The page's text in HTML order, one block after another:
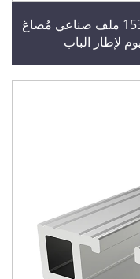
1530/1540/1560/1570/15100/15180 ملف صناعي مُصاغ
لإطار الباب